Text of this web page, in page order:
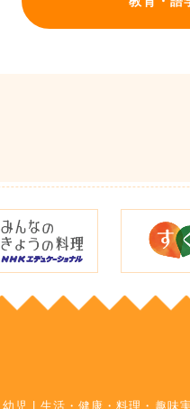
児 |生活・健康・料理・趣味